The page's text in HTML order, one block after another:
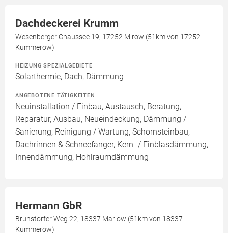
Dachdeckerei Krumm
Wesenberger Chaussee 19, 17252 Mirow (51km von 17252
Kummerow)
HEIZUNG SPEZIALGEBIETE
Solarthermie, Dach, Dämmung
ANGEBOTENE TÄTIGKEITEN
Neuinstallation / Einbau, Austausch, Beratung,
Reparatur, Ausbau, Neueindeckung, Dämmung /
Sanierung, Reinigung / Wartung, Schornsteinbau,
Dachrinnen & Schneefänger, Kern- / Einblasdämmung,
Innendämmung, Hohlraumdämmung
Hermann GbR
Brunstorfer Weg 22, 18337 Marlow (51km von 18337
Kummerow)